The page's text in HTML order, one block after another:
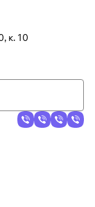
к. 10